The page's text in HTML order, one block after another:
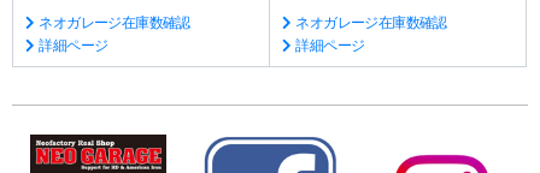
ネオガレージ在庫数確認
詳細ページ
ネオガレージ在庫数確認
詳細ページ